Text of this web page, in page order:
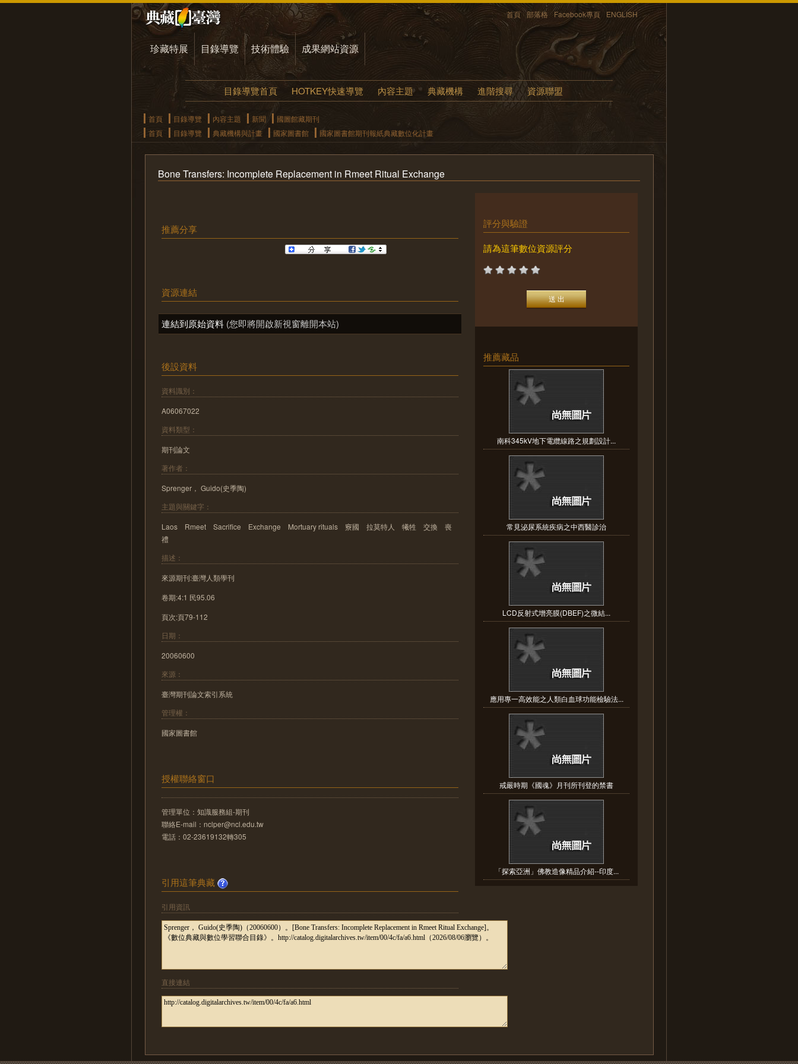
首頁 部落格 Facebook專頁 ENGLISH
珍藏特展 目錄導覽 技術體驗 成果網站資源
目錄導覽首頁 HOTKEY快速導覽 內容主題 典藏機構 進階搜尋 資源聯盟
首頁 目錄導覽 內容主題 新聞
國圖館藏期刊
首頁
目錄導覽 典藏機構與計畫 國家圖書館 國家圖書館期刊報紙典藏數位化計畫
Bone Transfers: Incomplete Replacement in Rmeet Ritual Exchange
推薦分享
資源連結
連結到原始資料 (您即將開啟新視窗離開本站)
後設資料
資料識別：
A06067022
資料類型：
期刊論文
著作者：
Sprenger， Guido(史季陶)
主題與關鍵字：
Laos Rmeet Sacrifice Exchange Mortuary rituals 竂國 拉莫特人 犧牲 交換 喪
禮
描述：
來源期刊:臺灣人類學刊
卷期:4:1 民95.06
頁次:頁79-112
日期：
20060600
來源：
臺灣期刊論文索引系統
管理權：
國家圖書館
授權聯絡窗口
管理單位：知識服務組-期刊
聯絡E-mail：nclper@ncl.edu.tw
電話：02-23619132轉305
引用這筆典藏
引用資訊
直接連結
評分與驗證
請為這筆數位資源評分
推薦藏品
南科345kV地下電纜線路之規劃設計...
常見泌尿系統疾病之中西醫診治
LCD反射式增亮膜(DBEF)之微結...
應用專一高效能之人類白血球功能檢驗法...
戒嚴時期《國魂》月刊所刊登的禁書
「探索亞洲」佛教造像精品介紹--印度...